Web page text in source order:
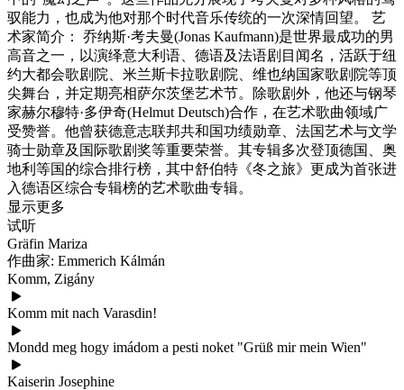
驭能力，也成为他对那个时代音乐传统的一次深情回望。 艺
术家简介： 乔纳斯·考夫曼(Jonas Kaufmann)是世界最成功的男
高音之一，以演绎意大利语、德语及法语剧目闻名，活跃于纽
约大都会歌剧院、米兰斯卡拉歌剧院、维也纳国家歌剧院等顶
尖舞台，并定期亮相萨尔茨堡艺术节。除歌剧外，他还与钢琴
家赫尔穆特·多伊奇(Helmut Deutsch)合作，在艺术歌曲领域广
受赞誉。他曾获德意志联邦共和国功绩勋章、法国艺术与文学
骑士勋章及国际歌剧奖等重要荣誉。其专辑多次登顶德国、奥
地利等国的综合排行榜，其中舒伯特《冬之旅》更成为首张进
入德语区综合专辑榜的艺术歌曲专辑。
显示更多
试听
Gräfin Mariza
作曲家: Emmerich Kálmán
Komm, Zigány
Komm mit nach Varasdin!
Mondd meg hogy imádom a pesti noket "Grüß mir mein Wien"
Kaiserin Josephine